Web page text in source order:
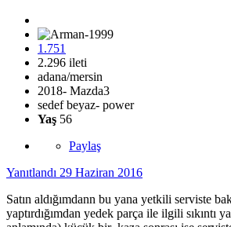
1.751
2.296 ileti
adana/mersin
2018- Mazda3
sedef beyaz- power
Yaş 56
Paylaş
Yanıtlandı 29 Haziran 2016
Satın aldığımdann bu yana yetkili serviste
yaptırdığımdan yedek parça ile ilgili sıkıntı